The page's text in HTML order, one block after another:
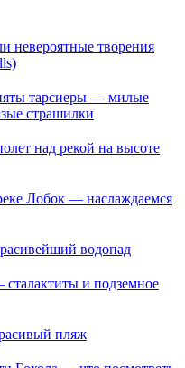
невероятные творения
тарсиеры — милые
страшилки
над рекой на высоте
Лобок — наслаждаемся
водопад
и подземное
пляж